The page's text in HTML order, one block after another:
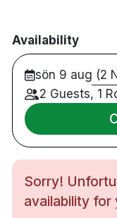
64 rum
Enkelrum,
Gratis WiFi
Hårfön
Kaffe/te
24-timmars
Availability
sön 9 aug (2
2 Guests, 1
Sorry!
availability for